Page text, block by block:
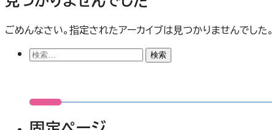
ごめんなさい。指定されたアーカイブは見つかりませんでした。
検